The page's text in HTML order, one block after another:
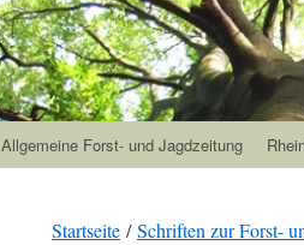
Allgemeine Forst- und Jagdzeitung
Startseite /Schriften zur Forst-